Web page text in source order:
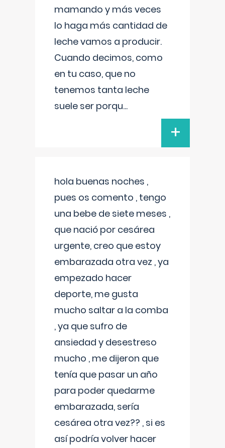
mamando y más veces
lo haga más cantidad de
leche vamos a producir.
Cuando decimos, como
en tu caso, que no
tenemos tanta leche
suele ser porqu...
+
hola buenas noches ,
pues os comento , tengo
una bebe de siete meses ,
que nació por cesárea
urgente, creo que estoy
embarazada otra vez , ya
empezado hacer
deporte, me gusta
mucho saltar a la comba
, ya que sufro de
ansiedad y desestreso
mucho , me dijeron que
tenía que pasar un año
para poder quedarme
embarazada, sería
cesárea otra vez?? , si es
así podría volver hacer